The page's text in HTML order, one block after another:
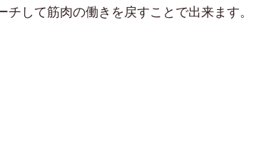
して筋肉の働きを戻すことで出来ます。